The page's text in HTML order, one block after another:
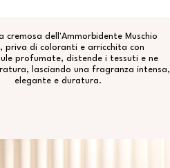
cremosa dell'Ammorbidente Muschio
priva di coloranti e arricchita con
profumate, distende i tessuti e ne
lasciando una fragranza intensa,
elegante e duratura.